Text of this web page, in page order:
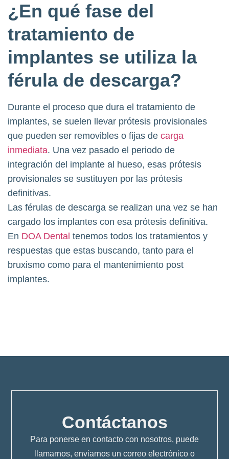
¿En qué fase del
tratamiento de
implantes se utiliza la
férula de descarga?
Durante el proceso que dura el tratamiento de
implantes, se suelen llevar prótesis provisionales
que pueden ser removibles o fijas de carga
inmediata. Una vez pasado el periodo de
integración del implante al hueso, esas prótesis
provisionales se sustituyen por las prótesis
definitivas.
Las férulas de descarga se realizan una vez se han
cargado los implantes con esa prótesis definitiva.
En DOA Dental tenemos todos los tratamientos y
respuestas que estas buscando, tanto para el
bruxismo como para el mantenimiento post
implantes.
Contáctanos
Para ponerse en contacto con nosotros, puede
llamarnos, enviarnos un correo electrónico o